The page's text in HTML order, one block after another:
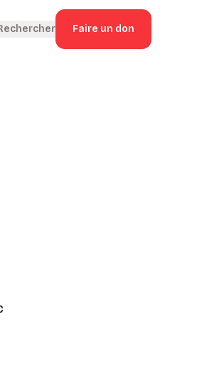
Faire un don